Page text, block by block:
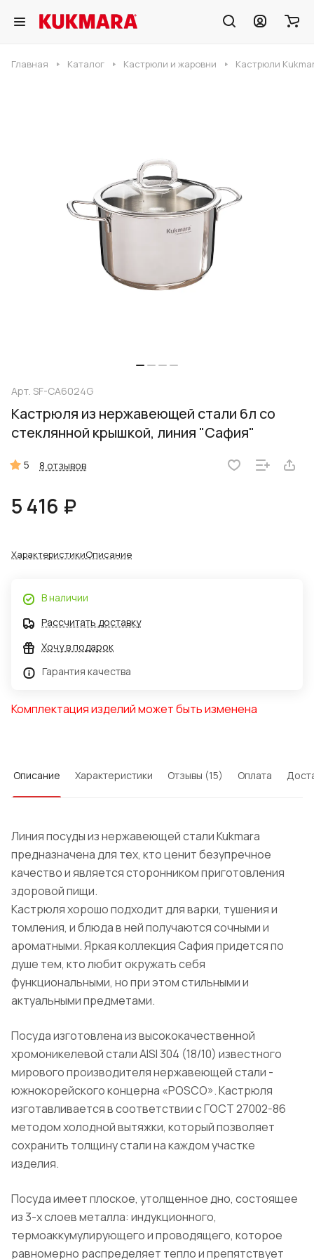
Главная Каталог Кастрюли и жаровни Кастрюли
Арт. SF-CA6024G
Кастрюля из нержавеющей стали 6л со
стеклянной крышкой, линия "Сафия"
5 8 отзывов
5 416 ₽
ХарактеристикиОписание
В наличии
Рассчитать доставку
Хочу в подарок
Гарантия качества
Комплектация изделий может быть изменена
Описание Характеристики Отзывы (15) Оплата
Линия посуды из нержавеющей стали Kukmara
предназначена для тех, кто ценит безупречное
качество и является сторонником приготовления
здоровой пищи.
Кастрюля хорошо подходит для варки, тушения и
томления, и блюда в ней получаются сочными и
ароматными. Яркая коллекция Сафия придется по
душе тем, кто любит окружать себя
функциональными, но при этом стильными и
актуальными предметами.
Посуда изготовлена из высококачественной
хромоникелевой стали AISI 304 (18/10) известного
мирового производителя нержавеющей стали -
южнокорейского концерна «POSCO». Кастрюля
изготавливается в соответствии с ГОСТ 27002-86
методом холодной вытяжки, который позволяет
сохранить толщину стали на каждом участке
изделия.
Посуда имеет плоское, утолщенное дно, состоящее
из 3-х слоев металла: индукционного,
термоаккумулирующего и проводящего, которое
равномерно распределяет тепло и препятствует